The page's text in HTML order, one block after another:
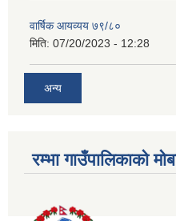
वार्षिक आयव्यय ७९/८०
मिति: 07/20/2023 - 12:28
अन्य
रम्भा गाउँपालिकाको